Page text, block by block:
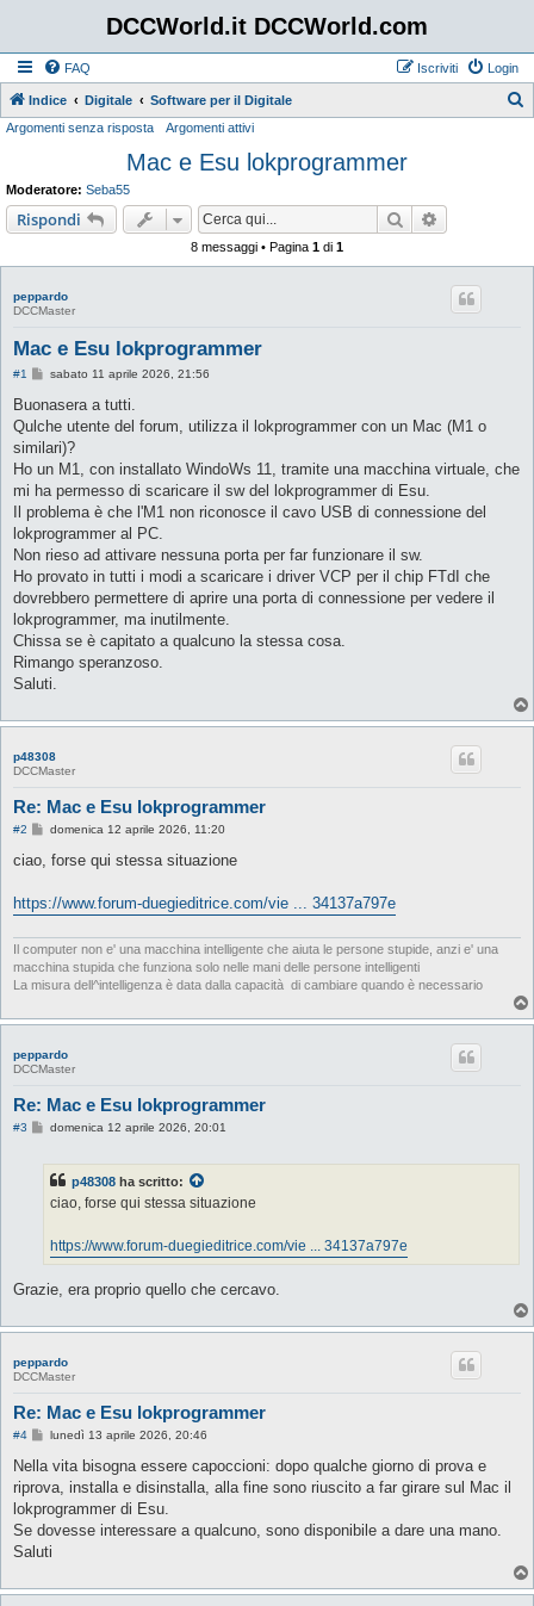
DCCWorld.it DCCWorld.com
FAQ Login
Iscriviti
Indice Digitale Software per il Digitale
Argomenti senza risposta Argomenti attivi
Mac e Esu lokprogrammer
Moderatore: Seba55
Rispondi Cerca
8 messaggi • Pagina 1 di 1
peppardo
DCCMaster
Mac e Esu lokprogrammer
#1
M
s
a
g
i
o
sabato 11 aprile 2026, 21:56
Buonasera a tutti.
Qulche utente del forum, utilizza il lokprogrammer con un Mac (M1 o
similari)?
Ho un M1, con installato WindoWs 11, tramite una macchina virtuale, che
mi ha permesso di scaricare il sw del lokprogrammer di Esu.
Il problema è che l'M1 non riconosce il cavo USB di connessione del
lokprogrammer al PC.
Non rieso ad attivare nessuna porta per far funzionare il sw.
Ho provato in tutti i modi a scaricare i driver VCP per il chip FTdI che
dovrebbero permettere di aprire una porta di connessione per vedere il
lokprogrammer, ma inutilmente.
Chissa se è capitato a qualcuno la stessa cosa.
Rimango speranzoso.
Saluti.
p48308
DCCMaster
Re: Mac e Esu lokprogrammer
#2
M
s
g
g
o
domenica 12 aprile 2026, 11:20
ciao, forse qui stessa situazione
https://www.forum-duegieditrice.com/vie ... 34137a797e
Il computer non e' una macchina intelligente che aiuta le persone stupide, anzi e' una
macchina stupida che funziona solo nelle mani delle persone intelligenti
La misura dell^intelligenza è data dalla capacità di cambiare quando è necessario
peppardo
DCCMaster
Re: Mac e Esu lokprogrammer
#3
M
a
g
g
o
domenica 12 aprile 2026, 20:01
p48308 ha scritto:
ciao, forse qui stessa situazione
https://www.forum-duegieditrice.com/vie ... 34137a797e
Grazie, era proprio quello che cercavo.
peppardo
DCCMaster
Re: Mac e Esu lokprogrammer
#4
M
s
a
g
i
o
lunedì 13 aprile 2026, 20:46
Nella vita bisogna essere capoccioni: dopo qualche giorno di prova e
riprova, installa e disinstalla, alla fine sono riuscito a far girare sul Mac il
lokprogrammer di Esu.
Se dovesse interessare a qualcuno, sono disponibile a dare una mano.
Saluti